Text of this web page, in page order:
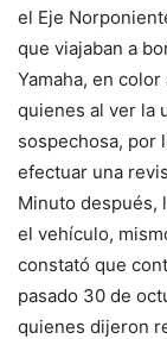
el Eje
que viajaban a
Yamaha, en
quienes al ver la
sospechosa, por
efectuar una
Minuto después,
el vehículo,
constató que
pasado 30 de
quienes dijeron